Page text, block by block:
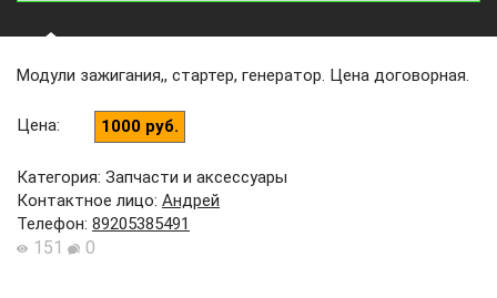
Модули зажигания,, стартер, генератор. Цена договорная.
Цена: 1000 руб.
Категория: Запчасти и аксессуары
Контактное лицо: Андрей
Телефон: 89205385491
151 0